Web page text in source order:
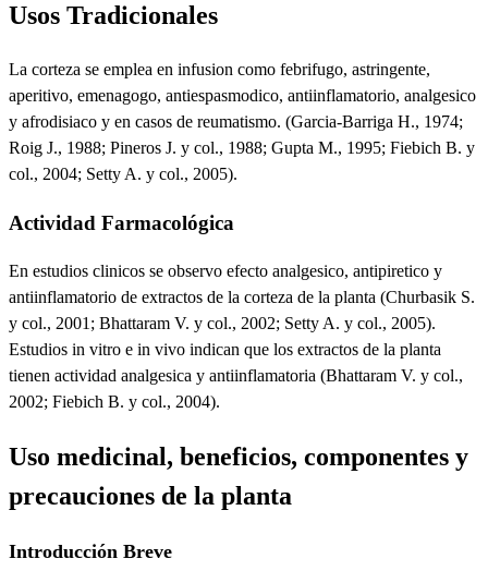
Usos Tradicionales
La corteza se emplea en infusion como febrifugo, astringente,
aperitivo, emenagogo, antiespasmodico, antiinflamatorio, analgesico
y afrodisiaco y en casos de reumatismo. (Garcia-Barriga H., 1974;
Roig J., 1988; Pineros J. y col., 1988; Gupta M., 1995; Fiebich B. y
col., 2004; Setty A. y col., 2005).
Actividad Farmacológica
En estudios clinicos se observo efecto analgesico, antipiretico y
antiinflamatorio de extractos de la corteza de la planta (Churbasik S.
y col., 2001; Bhattaram V. y col., 2002; Setty A. y col., 2005).
Estudios in vitro e in vivo indican que los extractos de la planta
tienen actividad analgesica y antiinflamatoria (Bhattaram V. y col.,
2002; Fiebich B. y col., 2004).
Uso medicinal, beneficios, componentes y
precauciones de la planta
Introducción Breve